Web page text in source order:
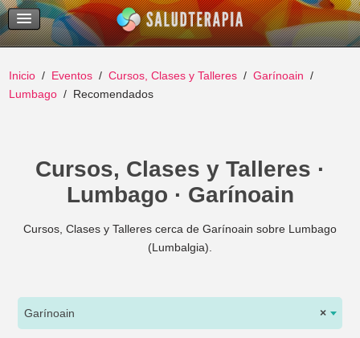
Temas Recientes
Buscar
Inicio Eventos Cursos, Clases y Talleres
Garínoain
Lumbago
Recomendados
Cursos, Clases y Talleres ·
Lumbago · Garínoain
Cursos, Clases y Talleres cerca de Garínoain sobre Lumbago
(Lumbalgia).
×
Garínoain